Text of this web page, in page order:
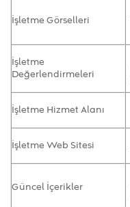
İşletme Görselleri
İşletme
Değerlendirmeleri
İşletme Hizmet Alanı
İşletme Web Sitesi
Güncel İçerikler